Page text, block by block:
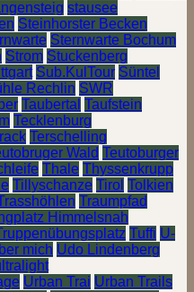
stausee
Steinhorster Becken
Sternwarte Bochum
Strom Stuckenberg
Sub.KulTour Süntel
Rechlin SWR
Taubertal Taufstein
Tecklenburg
Terschelling
Wald Teutoburger
Thale Thyssenkrupp
Tillyschanze Tirol Tolkien
Traumpfad
Himmelsnah
Tuffi U-
mich Udo Lindenberg
Urban Trai Urban Trails